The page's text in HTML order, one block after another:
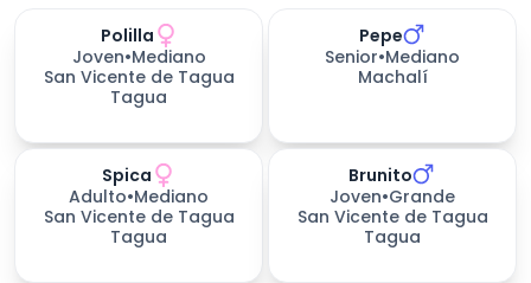
días esperando
Polilla
Joven•Mediano
San Vicente de Tagua
Tagua
Pepe
Senior•Mediano
Machalí
Spica
Adulto•Mediano
San Vicente de Tagua
Tagua
Brunito
Joven•Grande
San Vicente de Tagua
Tagua